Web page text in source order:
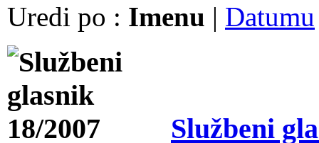
Uredi po : Imenu | Datumu
Službeni